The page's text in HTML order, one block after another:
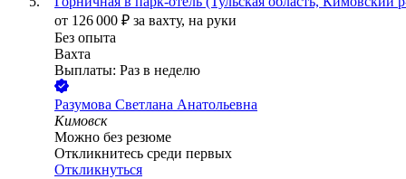
от 126 000 ₽ за вахту, на руки
Без опыта
Вахта
Выплаты: Раз в неделю
Разумова Светлана Анатольевна
Кимовск
Можно без резюме
Откликнитесь среди первых
Откликнуться